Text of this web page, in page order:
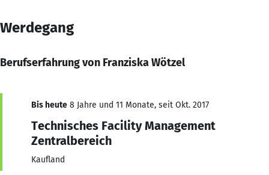
Werdegang
Berufserfahrung von Franziska Wötzel
Bis heute 8 Jahre und 11 Monate, seit Okt. 2017
Technisches Facility Management
Zentralbereich
Kaufland